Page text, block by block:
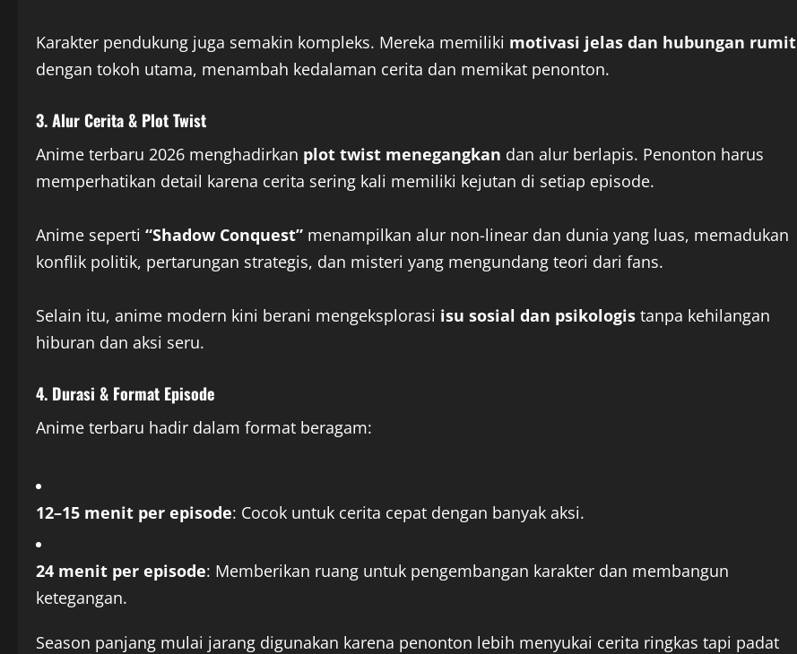
Karakter pendukung juga semakin kompleks. Mereka memiliki motivasi jelas dan hubungan rumit
dengan tokoh utama, menambah kedalaman cerita dan memikat penonton.
3. Alur Cerita & Plot Twist
Anime terbaru 2026 menghadirkan plot twist menegangkan dan alur berlapis. Penonton harus
memperhatikan detail karena cerita sering kali memiliki kejutan di setiap episode.
Anime seperti “Shadow Conquest” menampilkan alur non-linear dan dunia yang luas, memadukan
konflik politik, pertarungan strategis, dan misteri yang mengundang teori dari fans.
Selain itu, anime modern kini berani mengeksplorasi isu sosial dan psikologis tanpa kehilangan
hiburan dan aksi seru.
4. Durasi & Format Episode
Anime terbaru hadir dalam format beragam:
12–15 menit per episode: Cocok untuk cerita cepat dengan banyak aksi.
24 menit per episode: Memberikan ruang untuk pengembangan karakter dan membangun
ketegangan.
Season panjang mulai jarang digunakan karena penonton lebih menyukai cerita ringkas tapi padat